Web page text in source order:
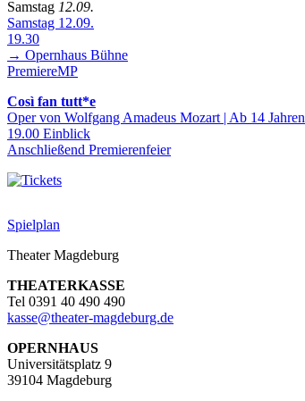
Samstag 12.09.
Samstag 12.09.
19.30
→ Opernhaus Bühne
PremiereMP
Così fan tutt*e
Oper von Wolfgang Amadeus Mozart | Ab 14 Jahren
19.00 Einblick
Anschließend Premierenfeier
Spielplan
Theater Magdeburg
THEATERKASSE
Tel 0391 40 490 490
kasse@theater-magdeburg.de
OPERNHAUS
Universitätsplatz 9
39104 Magdeburg